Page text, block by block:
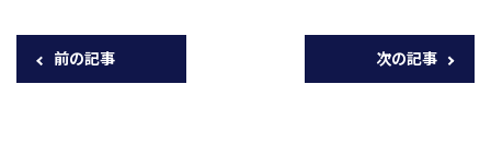
前の記事 次の記事